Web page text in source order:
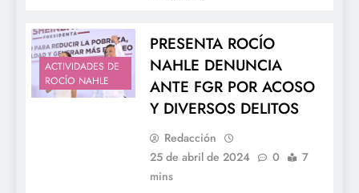
ACTIVIDADES DE
ROCÍO NAHLE
PRESENTA ROCÍO
NAHLE DENUNCIA
ANTE FGR POR ACOSO
Y DIVERSOS DELITOS
Redacción
25 de abril de 2024
0
7
mins